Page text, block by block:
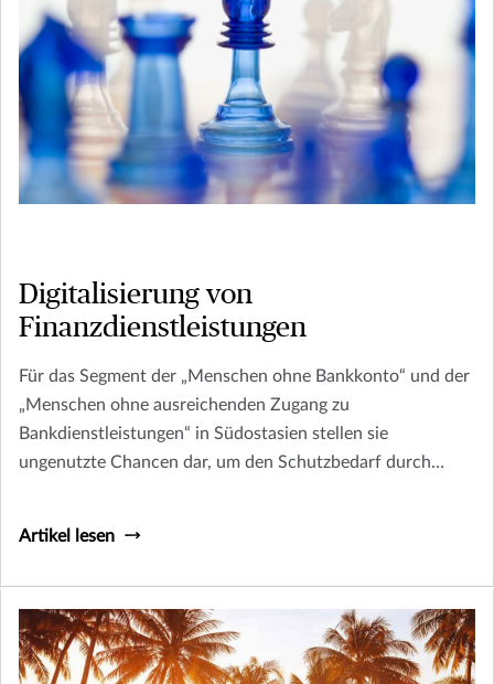
Digitalisierung von
Finanzdienstleistungen
Für das Segment der „Menschen ohne Bankkonto“ und der
„Menschen ohne ausreichenden Zugang zu
Bankdienstleistungen“ in Südostasien stellen sie
ungenutzte Chancen dar, um den Schutzbedarf durch
Artikel lesen